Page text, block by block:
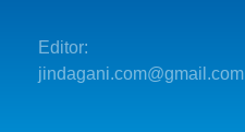
Editor:
jindagani.com@gmail.com